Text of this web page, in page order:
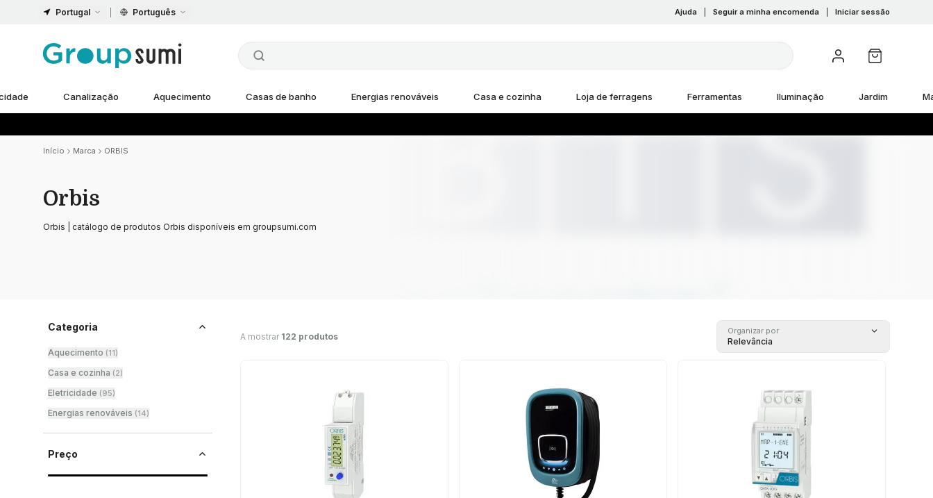
Portugal Português Ajuda Seguir a minha encomenda Iniciar sessão
Canalização Aquecimento Casas de banho Energias renováveis Casa e cozinha Loja de ferragens Ferramentas Iluminação Jardim
Início Marca ORBIS
Orbis
Orbis | catálogo de produtos Orbis disponíveis em groupsumi.com
Categoria
Aquecimento (11)
Casa e cozinha (2)
Eletricidade (95)
Energias renováveis (14)
Preço
A mostrar 122 produtos
Organizar por
Relevância